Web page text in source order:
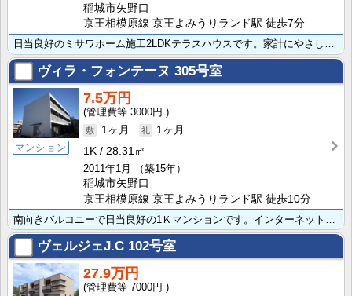
稲城市矢野口
京王相模原線 京王よみうりランド駅 徒歩7分
ヴィラ・フォンテーヌ 305号室
マンション
7.5万円
3000円
1ヶ月
1ヶ月
1K
28.31㎡
2011年1月
（築15年）
稲城市矢野口
京王相模原線 京王よみうりランド駅 徒歩10分
ヴェルジェJ.C 102号室
27.9万円
7000円